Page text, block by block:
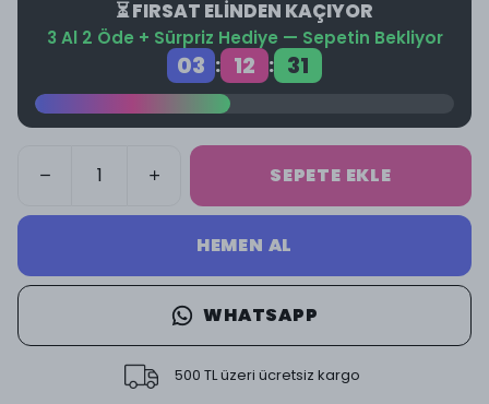
⏳ FIRSAT ELİNDEN KAÇIYOR
3 Al 2 Öde + Sürpriz Hediye — Sepetin Bekliyor
03 : 12 : 31
SEPETE EKLE
HEMEN AL
WHATSAPP
500 TL üzeri ücretsiz kargo